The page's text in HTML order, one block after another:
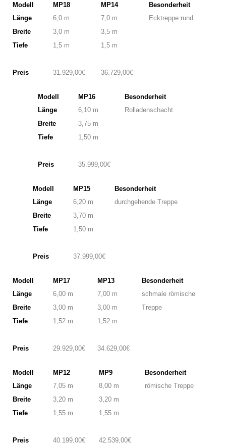
Modell MP18 MP14
Besonderheit
Länge
6,0 m 7,0 m
Ecktreppe rund
Breite
3,0 m
3,5 m
Tiefe
1,5 m 1,5 m
Preis 31.929,00€ 36.729,00€
Modell MP16
Besonderheit
Länge
6,10 m
Rolladenschacht
Breite
3,75 m
Tiefe
1,50 m
Preis 35.999,00€
Modell MP15
Besonderheit
Länge
6,20 m
durchgehende Treppe
Breite
3,70 m
Tiefe
1,50 m
Preis 37.999,00€
Modell MP17 MP13
Besonderheit
Länge
6,00 m 7,00 m
schmale römische
Breite
3,00 m 3,00 m
Treppe
Tiefe
1,52 m 1,52 m
Preis 29.929,00€ 34.629,00€
Modell MP12 MP9
Besonderheit
Länge
7,05 m 8,00 m
römische Treppe
Breite
3,20 m
3,20 m
Tiefe
1,55 m 1,55 m
Preis 40.199,00€ 42.539,00€